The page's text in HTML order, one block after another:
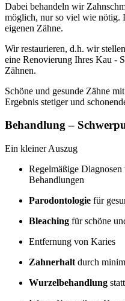
Dabei behandeln wir
möglich, nur so viel wie nötig.
eigenen Zähne.
Wir restaurieren, d.h. wir
eine Renovierung Ihres Kau -
Zähnen.
Schöne und gesunde Zähne
Ergebnis stetiger und
Behandlung –
Ein kleiner Auszug
Regelmäßige
Behandlungen
Parodontologie für
Bleaching für schöne
Entfernung von Karies
Zahnerhalt durch
Wurzelbehandlung